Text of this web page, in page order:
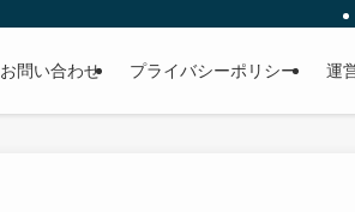
お問い合わせ プライバシーポリシー 運